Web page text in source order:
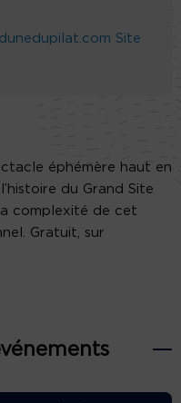
Site
éphémère haut en
du Grand Site
complexité de cet
Gratuit, sur